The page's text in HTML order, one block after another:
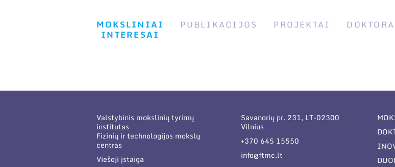
MOKSLINIAI
INTERESAI
PUBLIKACIJOS PROJEKTAI
Valstybinis mokslinių tyrimų
institutas
Fizinių ir technologijos mokslų
centras
Viešoji įstaiga
Savanorių pr. 231, LT-02300
Vilnius
+370 645 15550
info@ftmc.lt